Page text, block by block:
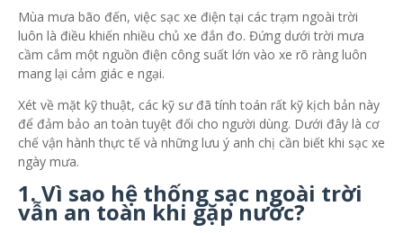
Mùa mưa bão đến, việc sạc xe điện tại các trạm ngoài trời
luôn là điều khiến nhiều chủ xe đắn đo. Đứng dưới trời mưa
cầm cắm một nguồn điện công suất lớn vào xe rõ ràng luôn
mang lại cảm giác e ngại.
Xét về mặt kỹ thuật, các kỹ sư đã tính toán rất kỹ kịch bản này
để đảm bảo an toàn tuyệt đối cho người dùng. Dưới đây là cơ
chế vận hành thực tế và những lưu ý anh chị cần biết khi sạc xe
ngày mưa.
1. Vì sao hệ thống sạc ngoài trời
vẫn an toàn khi gặp nước?